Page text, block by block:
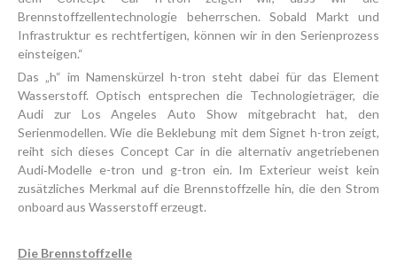
Brennstoffzellentechnologie beherrschen. Sobald Markt und
Infrastruktur es rechtfertigen, können wir in den Serienprozess
einsteigen.“
Das „h“ im Namenskürzel h-tron steht dabei für das Element
Wasserstoff. Optisch entsprechen die Technologieträger, die
Audi zur Los Angeles Auto Show mitgebracht hat, den
Serienmodellen. Wie die Beklebung mit dem Signet h-tron zeigt,
reiht sich dieses Concept Car in die alternativ angetriebenen
Audi‑Modelle e-tron und g-tron ein. Im Exterieur weist kein
zusätzliches Merkmal auf die Brennstoffzelle hin, die den Strom
onboard aus Wasserstoff erzeugt.
Die Brennstoffzelle